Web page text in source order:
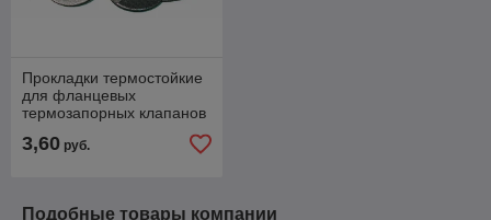
Прокладки термостойкие
для фланцевых
термозапорных клапанов
3,60 руб.
Подобные товары компании